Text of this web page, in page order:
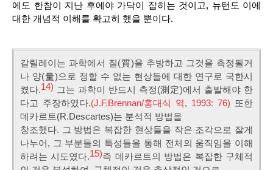
에도 한참이 지난 후에야 가닥이 잡히는 것이고, 뉴턴도 이에
대한 개념적 이해를 확고히 했을 뿐이다.
갈릴레이는 과학에서 질(質)을 추방하고 그것을 측정될거
나 양(量)으로 정할 수 없는 현상들에 대한 연구로 국한시
켰다.14) 그는 과학이 반드시 측정(測定)에서 출발해야 한
다고 주장하였다.(J.F.Brennan/홍대식 역, 1993: 76) 또한
데카르트(R.Descartes)는 분석적 방법을
창조했다. 그 방법은 복잡한 현상들을 작은 조각으로 잘게
나누어, 그 부분들의 특성들을 통해 전체의 움직임을 이해
하려는 시도였다.15)즉 데카르트의 방법은 복잡한 구체적